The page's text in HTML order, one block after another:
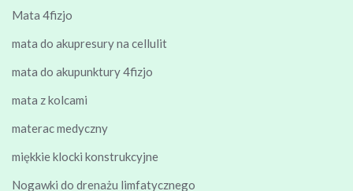
Mata 4fizjo
mata do akupresury na cellulit
mata do akupunktury 4fizjo
mata z kolcami
materac medyczny
miękkie klocki konstrukcyjne
Nogawki do drenażu limfatycznego